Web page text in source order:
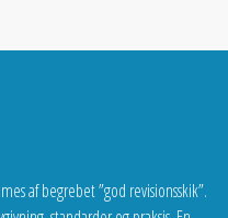
af begrebet ”god revisionsskik”.